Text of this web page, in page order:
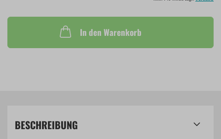
In den Warenkorb
BESCHREIBUNG